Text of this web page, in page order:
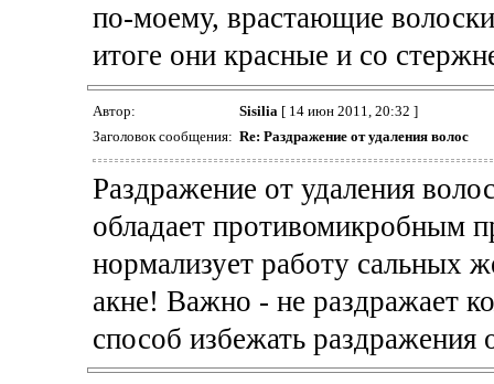
по-моему, врастающие
итоге они красные и со
Автор: Sisilia[ 14 июн 2011, 20:32 ]
Заголовок сообщения: Re: Раздражение от удаления волос
Раздражение от удаления
обладает противомикробным
нормализует работу сальных
акне! Важно - не раздражает
способ избежать раздражения